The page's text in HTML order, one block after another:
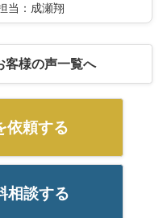
当：成瀬翔
客様の声一覧へ
依頼する
相談する